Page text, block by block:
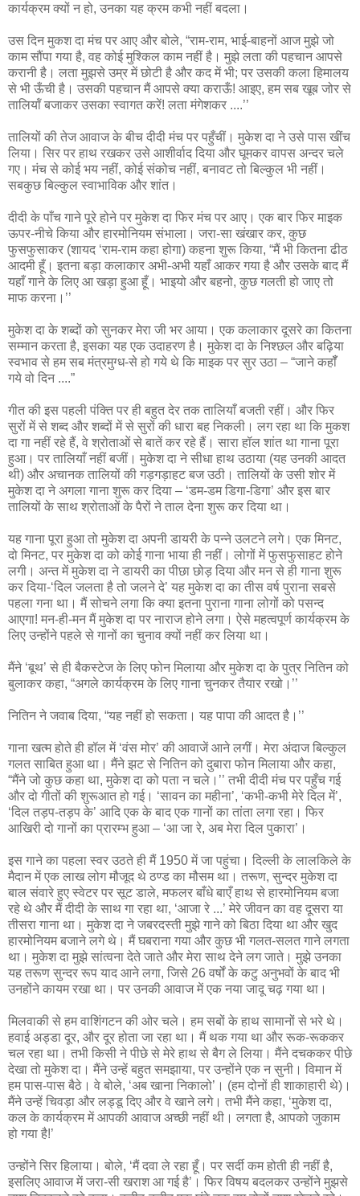
कार्यक्रम क्‍यों न हो, उनका यह क्रम कभी नहीं बदला।
उस दिन मुकश दा मंच पर आए और बोले, “राम-राम, भाई-बाहनों आज मुझे जो
काम सौंपा गया है, वह कोई मुश्किल काम नहीं है। मुझे लता की पहचान आपसे
करानी है। लता मुझसे उम्र में छोटी है और कद में भी; पर उसकी कला हिमालय
से भी ऊँची है। उसकी पहचान मैं आपसे क्‍या कराऊँ! आइए, हम सब खूब जोर से
तालियॉं बजाकर उसका स्‍वागत करें! लता मंगेशकर ....’’
तालियों की तेज आवाज के बीच दीदी मंच पर पहुँचीं। मुकेश दा ने उसे पास खींच
लिया। सिर पर हाथ रखकर उसे आशीर्वाद दिया और घूमकर वापस अन्‍दर चले
गए। मंच से कोई भय नहीं, कोई संकोच नहीं, बनावट तो बि‍ल्‍कुल भी नहीं।
सबकुछ बिल्‍कुल स्‍वाभाविक और शांत।
दीदी के पाँच गाने पूरे होने पर मुकेश दा फिर मंच पर आए। एक बार फिर माइक
ऊपर-नीचे किया और हारमोनियम संभाला। जरा-सा खंखार कर, कुछ
फुसफुसाकर (शायद ‘राम-राम कहा होगा) कहना शुरू किया, “मैं भी कितना ढीठ
आदमी हूँ। इतना बड़ा कलाकार अभी-अभी यहाँ आकर गया है और उसके बाद मैं
यहाँ गाने के लिए आ खड़ा हुआ हूँ। भाइयो और बहनो, कुछ गलती हो जाए तो
माफ करना।’’
मुकेश दा के शब्‍दों को सुनकर मेरा जी भर आया। एक कलाकार दूसरे का कितना
सम्‍मान करता है, इसका यह एक उदाहरण है। मुकेश दा के निश्‍छल और बढ़िया
स्‍वभाव से हम सब मंत्रमुग्‍ध-से हो गये थे कि माइक पर सुर उठा – “जाने कहॉँ
गये वो दिन ....”
गीत की इस पहली पंक्ति पर ही बहुत देर तक तालियाँ बजती रहीं। और फिर
सुरों में से शब्‍द और शब्‍दों में से सुरों की धारा बह निकली। लग रहा था कि मुकश
दा गा नहीं रहे हैं, वे श्रोताओं से बातें कर रहे हैं। सारा हॉल शांत था गाना पूरा
हुआ। पर तालियाँ नहीं बजीं। मुकेश दा ने सीधा हाथ उठाया (यह उनकी आदत
थी) और अचानक तालियों की गड़गड़ाहट बज उठी। तालियों के उसी शोर में
मुकेश दा ने अगला गाना शुरू कर दिया – ‘डम-डम डिगा-डिगा’ और इस बार
तालियों के साथ श्रोताओं के पैरों ने ताल देना शुरू कर दिया था।
यह गाना पूरा हुआ तो मुकेश दा अपनी डायरी के पन्‍ने उलटने लगे। एक मिनट,
दो मिनट, पर मुकेश दा को कोई गाना भाया ही नहीं। लोगों में फुसफुसाहट होने
लगी। अन्‍त में मुकेश दा ने डायरी का पीछा छोड़ दिया और मन से ही गाना शुरू
कर दिया-‘दिल जलता है तो जलने दे’ यह मुकेश दा का तीस वर्ष पुराना सबसे
पहला गना था। मैं सोचने लगा कि क्‍या इतना पुराना गाना लोगों को पसन्‍द
आएगा! मन-ही-मन मैं मुकेश दा पर नाराज होने लगा। ऐसे महत्‍वपूर्ण कार्यक्रम के
लिए उन्‍होंने पहले से गानों का चुनाव क्‍यों नहीं कर लिया था।
मैंने ‘बूथ’ से ही बैकस्‍टेज के लिए फोन मिलाया और मुकेश दा के पुत्र नितिन को
बुलाकर कहा, “अगले कार्यक्रम के लिए गाना चुनकर तैयार रखो।’’
नितिन ने जवाब दिया, “यह नहीं हो सकता। यह पापा की आदत है।’’
गाना खत्‍म होते ही हॉल में ‘वंस मोर’ की आवाजें आने लगीं। मेरा अंदाज बिल्‍कुल
गलत साबित हुआ था। मैंने झट से नितिन को दुबारा फोन मिलाया और कहा,
“मैंने जो कुछ कहा था, मुकेश दा को पता न चले।’’ तभी दीदी मंच पर पहुँच गई
और दो गीतों की शुरूआत हो गई। ‘सावन का महीना’, ‘कभी-कभी मेरे दिल में’,
‘दिल तड़प-तड़प के’ आदि एक के बाद एक गानों का तांता लगा रहा। फिर
आखिरी दो गानों का प्रारम्‍भ हुआ – ‘आ जा रे, अब मेरा दिल पुकारा’।
इस गाने का पहला स्‍वर उठते ही मैं 1950 में जा पहुंचा। दिल्‍ली के लालकिले के
मैदान में एक लाख लोग मौजूद थे ठण्‍ड का मौसम था। तरूण, सुन्‍दर मुकेश दा
बाल संवारे हुए स्‍वेटर पर सूट डाले, मफलर बाँधे बाएँ हाथ से हारमोनियम बजा
रहे थे और मैं दीदी के साथ गा रहा था, ‘आजा रे ...’ मेरे जीवन का वह दूसरा या
तीसरा गाना था। मुकेश दा ने जबरदस्‍ती मुझे गाने को बिठा दिया था और खुद
हारमोनियम बजाने लगे थे। मैं घबराना गया और कुछ भी गलत-सलत गाने लगता
था। मुकेश दा मुझे सांत्‍वना देते जाते और मेरा साथ देने लग जाते। मुझे उनका
यह तरूण सुन्‍दर रूप याद आने लगा, जिसे 26 वर्षों के कटु अनुभवों के बाद भी
उनहोंने कायम रखा था। पर उनकी आवाज में एक नया जादू चढ़ गया था।
मिलवाकी से हम वाशिंगटन की ओर चले। हम सबों के हाथ सामानों से भरे थे।
हवाई अड्डा दूर, और दूर होता जा रहा था। मैं थक गया था और रूक-रूककर
चल रहा था। तभी किसी ने पीछे से मेरे हाथ से बैग ले लिया। मैंने दचककर पीछे
देखा तो मुकेश दा। मैंने उन्‍हें बहुत समझाया, पर उन्‍होंने एक न सुनी। विमान में
हम पास-पास बैठे। वे बोले, ‘अब खाना निकालो’। (हम दोनों ही शाकाहारी थे)।
मैंने उन्हें चिवड़ा और लड्डू दिए और वे खाने लगे। तभी मैंने कहा, ‘मुकेश दा,
कल के कार्यक्रम में आपकी आवाज अच्‍छी नहीं थी। लगता है, आपको जुकाम
हो गया है!’
उन्‍होंने सिर हिलाया। बोले, ‘मैं दवा ले रहा हूँ। पर सर्दी कम होती ही नहीं है,
इसलिए आवाज में जरा-सी खराश आ गई है’। फिर विषय बदलकर उन्‍होंने मुझसे